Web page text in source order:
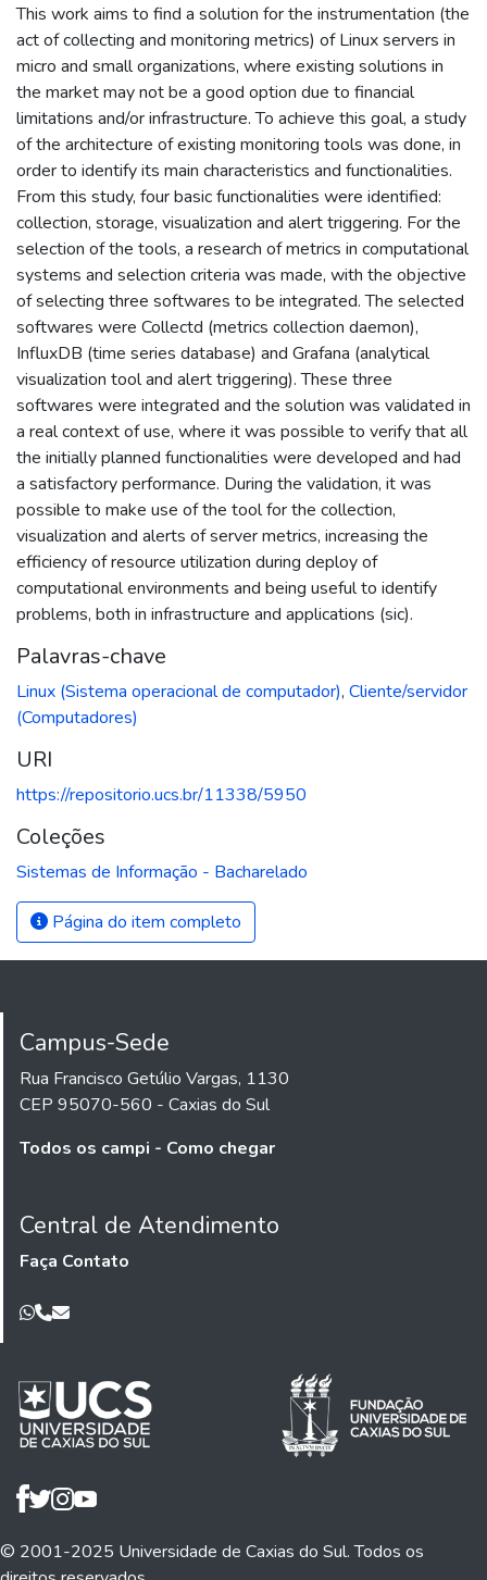
This work aims to find a solution for the instrumentation (the
act of collecting and monitoring metrics) of Linux servers in
micro and small organizations, where existing solutions in
the market may not be a good option due to financial
limitations and/or infrastructure. To achieve this goal, a study
of the architecture of existing monitoring tools was done, in
order to identify its main characteristics and functionalities.
From this study, four basic functionalities were identified:
collection, storage, visualization and alert triggering. For the
selection of the tools, a research of metrics in computational
systems and selection criteria was made, with the objective
of selecting three softwares to be integrated. The selected
softwares were Collectd (metrics collection daemon),
InfluxDB (time series database) and Grafana (analytical
visualization tool and alert triggering). These three
softwares were integrated and the solution was validated in
a real context of use, where it was possible to verify that all
the initially planned functionalities were developed and had
a satisfactory performance. During the validation, it was
possible to make use of the tool for the collection,
visualization and alerts of server metrics, increasing the
efficiency of resource utilization during deploy of
computational environments and being useful to identify
problems, both in infrastructure and applications (sic).
Palavras-chave
Linux (Sistema operacional de computador), Cliente/servidor
(Computadores)
URI
https://repositorio.ucs.br/11338/5950
Coleções
Sistemas de Informação - Bacharelado
Página do item completo
Campus-Sede
Rua Francisco Getúlio Vargas, 1130
CEP 95070-560 - Caxias do Sul
Todos os campi - Como chegar
Central de Atendimento
Faça Contato
© 2001-2025 Universidade de Caxias do Sul. Todos os